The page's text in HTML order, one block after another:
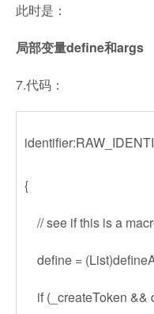
此时是：
局部变量define和args
7.代码：
{
// see if this is a
define =
if (_createToken &&